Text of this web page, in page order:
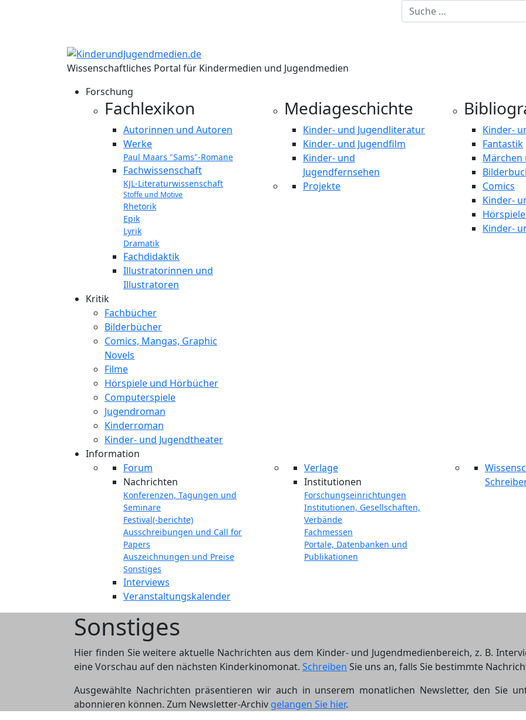
Wissenschaftliches Portal für Kindermedien und Jugendmedien
Forschung
Fachlexikon
Autorinnen und Autoren
Werke
Paul Maars "Sams"-Romane
Fachwissenschaft
KJL-Literaturwissenschaft
Stoffe und Motive
Rhetorik
Epik
Lyrik
Dramatik
Fachdidaktik
Illustratorinnen und
Illustratoren
Mediageschichte
Kinder- und Jugendliteratur
Kinder- und Jugendfilm
Kinder- und
Jugendfernsehen
Projekte
Kinder-
Fantastik
Märchen
Comics
Kinder-
Kinder-
Kritik
Fachbücher
Bilderbücher
Comics, Mangas, Graphic
Novels
Filme
Hörspiele und Hörbücher
Computerspiele
Jugendroman
Kinderroman
Kinder- und Jugendtheater
Information
Forum
Nachrichten
Konferenzen, Tagungen und
Seminare
Festival(-berichte)
Ausschreibungen und Call for
Papers
Auszeichnungen und Preise
Sonstiges
Interviews
Veranstaltungskalender
Verlage
Institutionen
Forschungseinrichtungen
Institutionen, Gesellschaften,
Verbände
Fachmessen
Portale, Datenbanken und
Publikationen
Sonstiges
Hier finden Sie weitere aktuelle Nachrichten aus dem Kinder- und Jugendmedienbereich, z. B.
eine Vorschau auf den nächsten Kinderkinomonat. Schreiben Sie uns an, falls Sie bestimmte
Ausgewählte Nachrichten präsentieren wir auch in unserem monatlichen Newsletter, den Sie
abonnieren können. Zum Newsletter-Archiv gelangen Sie hier.